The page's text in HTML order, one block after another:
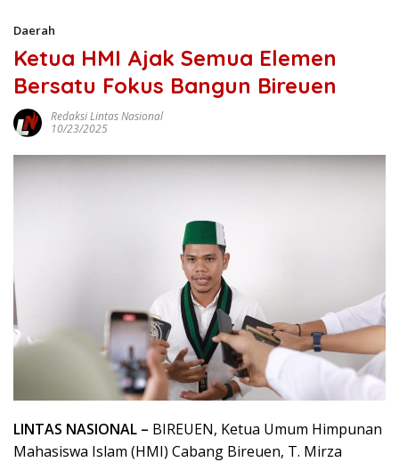
Daerah
Ketua HMI Ajak Semua Elemen
Bersatu Fokus Bangun Bireuen
Redaksi Lintas Nasional
10/23/2025
LINTAS NASIONAL – BIREUEN, Ketua Umum Himpunan
Mahasiswa Islam (HMI) Cabang Bireuen, T. Mirza